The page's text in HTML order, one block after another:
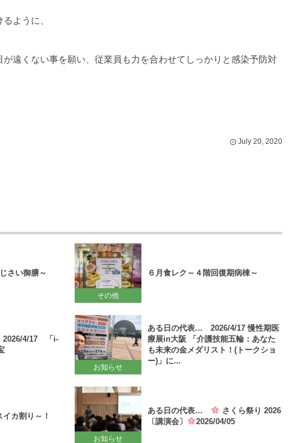
ように、
遠くない事を願い、従業員も力を合わせてしっかりと感染予防対
July 20 2020
さい御膳～
その他
６月食レク～４階回復期病棟～
4/17 「i-
お知らせ
ある日の代表… 2026/4/17 慢性期医
療展in大阪 「介護技能五輪：あなた
も未来の金メダリスト！(トークショ
ー)」に...
カ割り～！
お知らせ
ある日の代表…
さくら祭り 2026
〔講演会〕
2026/04/05